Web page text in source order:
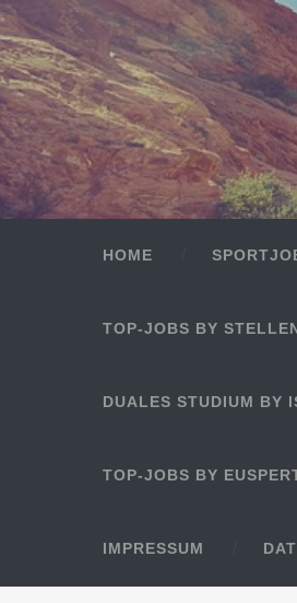
HOME
TOP-JOBS BY
DUALES STUDIUM BY
TOP-JOBS BY
IMPRESSUM